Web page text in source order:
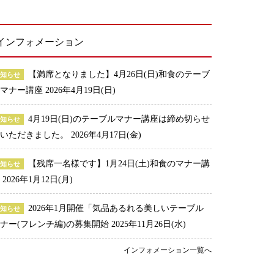
ンフォメーション
らせ
【満席となりました】4月26日(日)和食のテーブ
ナー講座 2026年4月19日(日)
らせ
4月19日(日)のテーブルマナー講座は締め切らせ
ただきました。 2026年4月17日(金)
らせ
【残席一名様です】1月24日(土)和食のマナー講
2026年1月12日(月)
らせ
2026年1月開催「気品あるれる美しいテーブル
ー(フレンチ編)の募集開始 2025年11月26日(水)
インフォメーション一覧へ